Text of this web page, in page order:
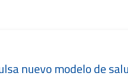
nuevo modelo de